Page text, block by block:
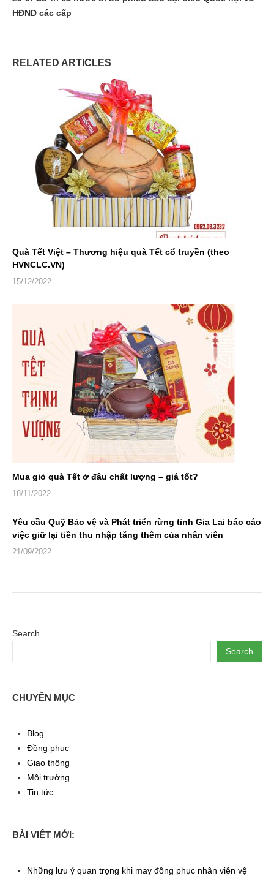
HĐND các cấp
RELATED ARTICLES
Quà Tết Việt – Thương hiệu quà Tết cổ truyền (theo
HVNCLC.VN)
15/12/2022
Mua giỏ quà Tết ở đâu chất lượng – giá tốt?
18/11/2022
Yêu cầu Quỹ Bảo vệ và Phát triển rừng tỉnh Gia Lai báo cáo
việc giữ lại tiền thu nhập tăng thêm của nhân viên
21/09/2022
Search
Search
CHUYÊN MỤC
Blog
Đồng phục
Giao thông
Môi trường
Tin tức
BÀI VIẾT MỚI:
Những lưu ý quan trọng khi may đồng phục nhân viên vệ